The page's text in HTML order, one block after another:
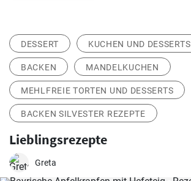
DESSERT KUCHEN UND DESSERTS
BACKEN MANDELKUCHEN
MEHLFREIE TORTEN UND DESSERTS
BACKEN SILVESTER REZEPTE
Lieblingsrezepte
Greta